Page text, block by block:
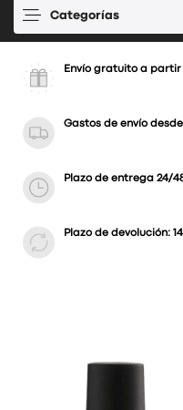
Categorías
Envío gratuito a partir
Gastos de envío desde
Plazo de entrega 24/
Plazo de devolución: